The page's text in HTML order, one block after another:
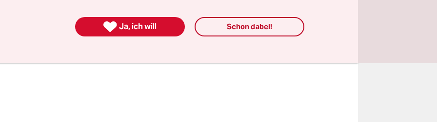
zu gehen.
 Ja, ich will Schon dabei!